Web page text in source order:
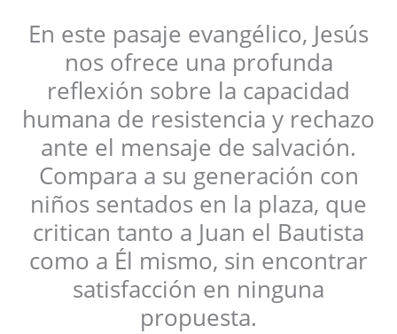
En este pasaje evangélico, Jesús
nos ofrece una profunda
reflexión sobre la capacidad
humana de resistencia y rechazo
ante el mensaje de salvación.
Compara a su generación con
niños sentados en la plaza, que
critican tanto a Juan el Bautista
como a Él mismo, sin encontrar
satisfacción en ninguna
propuesta.